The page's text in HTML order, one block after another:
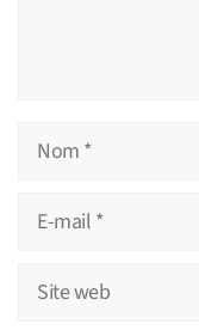
Nom
Site
web